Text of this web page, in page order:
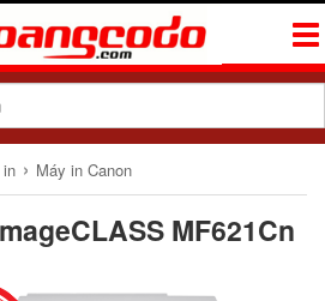
› Máy in Canon
MF621Cn